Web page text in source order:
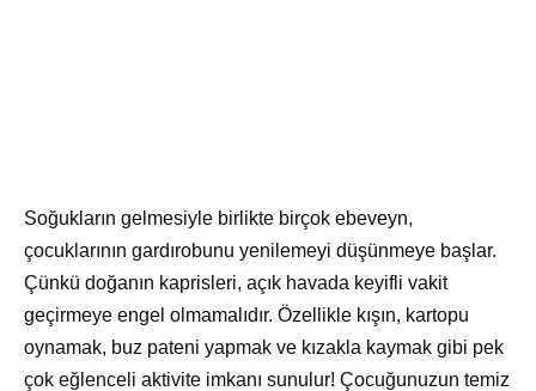
Soğukların gelmesiyle birlikte birçok ebeveyn,
çocuklarının gardırobunu yenilemeyi düşünmeye başlar.
Çünkü doğanın kaprisleri, açık havada keyifli vakit
geçirmeye engel olmamalıdır. Özellikle kışın, kartopu
oynamak, buz pateni yapmak ve kızakla kaymak gibi pek
çok eğlenceli aktivite imkanı sunulur! Çocuğunuzun temiz